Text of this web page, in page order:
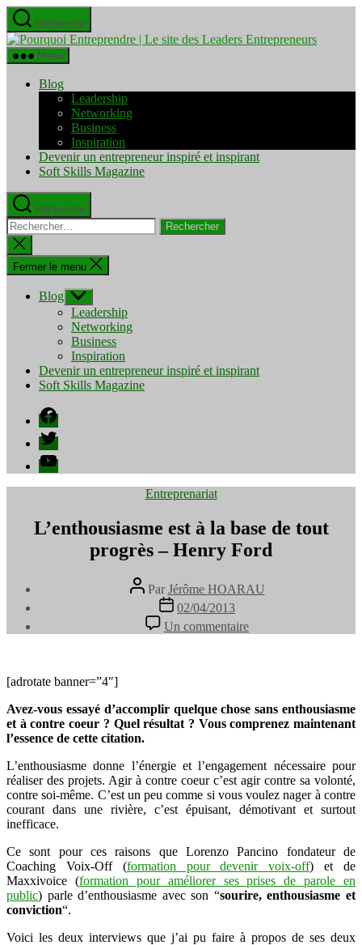
Aller
au
contenu
Recherche
Pourquoi
Menu
Blog
Leadership
Networking
Business
Inspiration
Devenir un entrepreneur inspiré et inspirant
Soft Skills Magazine
Recherche
Rechercher :
Fermer
la
recherche
Fermer le menu
Blog Afficher
le
sous-
menu
Leadership
Networking
Business
Inspiration
Devenir un entrepreneur inspiré et inspirant
Soft Skills Magazine
Facebook
Twitter
YouTube
Catégories
Entreprenariat
L’enthousiasme est à la base de tout
progrès – Henry Ford
Auteur
de
l’article
Par Jérôme HOARAU
Date
de
l’article
02/04/2013
Un commentaire
L’enthousiasme
de
tout
Henry
Ford
[adrotate banner=”4″]
Avez-vous essayé d’accomplir quelque chose sans enthousiasme
et à contre coeur ? Quel résultat ? Vous comprenez maintenant
l’essence de cette citation.
L’enthousiasme donne l’énergie et l’engagement nécessaire pour
réaliser des projets. Agir à contre coeur c’est agir contre sa volonté,
contre soi-même. C’est un peu comme si vous voulez nager à contre
courant dans une rivière, c’est épuisant, démotivant et surtout
inefficace.
Ce sont pour ces raisons que Lorenzo Pancino fondateur de
Coaching Voix-Off (formation pour devenir voix-off) et de
Maxxivoice (formation pour améliorer ses prises de parole en
public) parle d’enthousiasme avec son “sourire, enthousiasme et
conviction“.
Voici les deux interviews que j’ai pu faire à propos de ses deux